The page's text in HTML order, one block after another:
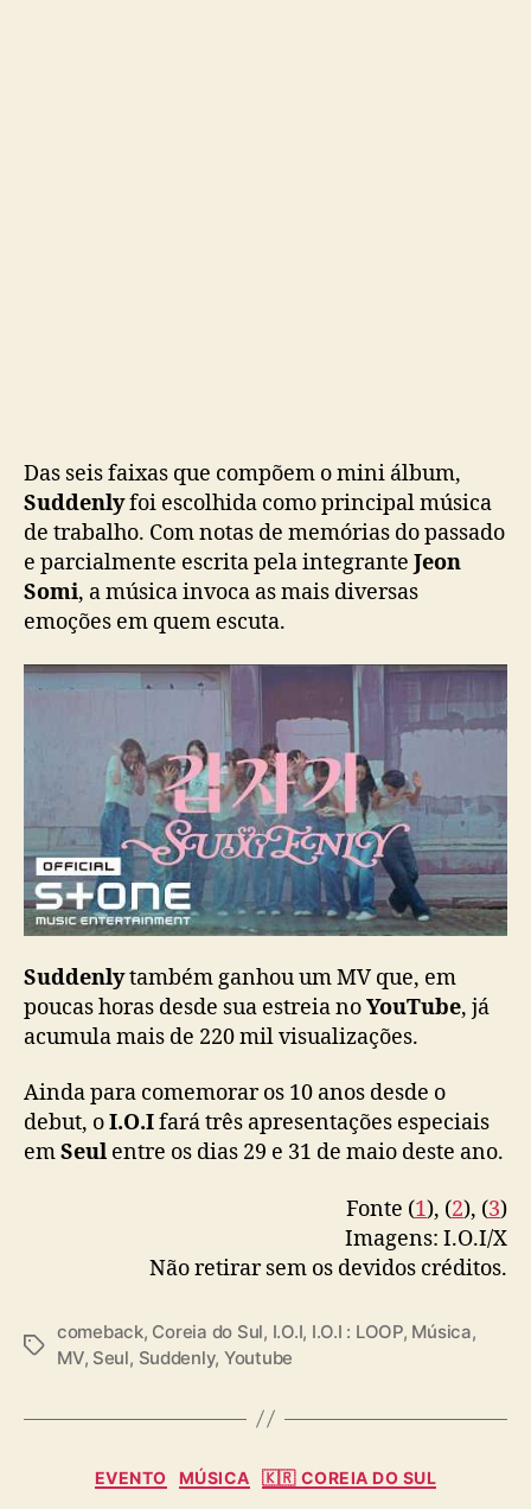
i
n
i
á
l
m
O
.
I
:
L
O
O
”
Das seis faixas que compõem o mini álbum,
Suddenlyfoi escolhida como principal música
de trabalho. Com notas de memórias do passado
e parcialmente escrita pela integrante Jeon
Somi, a música invoca as mais diversas
emoções em quem escuta.
Suddenlytambém ganhou um MV que, em
poucas horas desde sua estreia noYouTube, já
acumula mais de 220 mil visualizações.
Ainda para comemorar os 10 anos desde o
debut, oI.O.Ifará três apresentações especiais
emSeul entre os dias 29 e 31 de maio deste ano.
Fonte (1), (2), (3)
Imagens: I.O.I/X
Não retirar sem os devidos créditos.
T
s
comeback, Coreia do Sul, I.O.I, I.O.I : LOOP, Música,
MV, Seul, Suddenly, Youtube
C
EVENTO MÚSICA 🇰🇷 COREIA DO SUL